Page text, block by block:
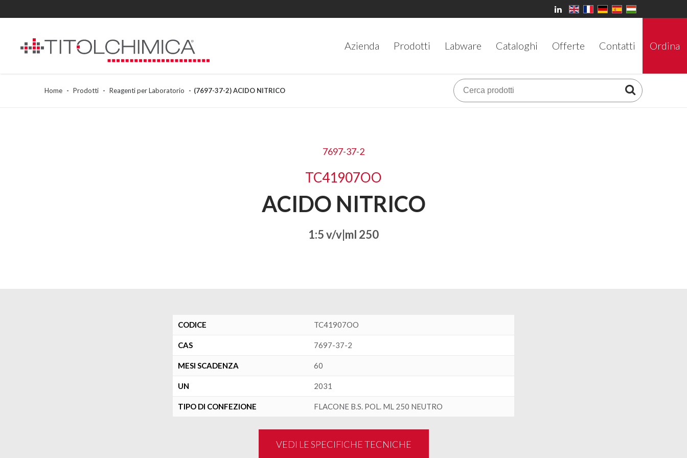
Azienda Prodotti Labware Cataloghi Offerte Contatti Ordina
Home Prodotti Reagenti per Laboratorio (7697-37-2) ACIDO NITRICO
7697-37-2
TC41907OO
ACIDO NITRICO
1:5 v/v|ml 250
CODICE TC41907OO
CAS 7697-37-2
MESI SCADENZA 60
UN 2031
TIPO DI CONFEZIONE FLACONE B.S. POL. ML 250 NEUTRO
VEDI LE SPECIFICHE TECNICHE